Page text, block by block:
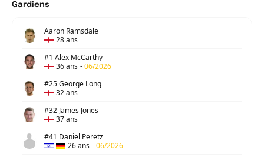
Gardiens
Aaron Ramsdale
28 ans
#1 Alex McCarthy
36 ans -06/2026
#25 George Long
32 ans
#32 James Jones
37 ans
#41 Daniel Peretz
26 ans -06/2026